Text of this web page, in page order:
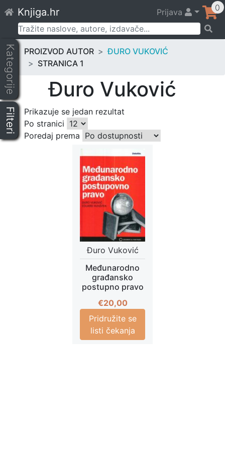
to
content
Knjiga.hr Prijava 0
Pretraži:
Kategorije
Filteri
PROIZVOD AUTOR
ĐURO VUKOVIĆ
STRANICA 1
Đuro Vuković
Prikazuje se jedan rezultat
Po stranici
Poredaj prema
Đuro Vuković
Međunarodno
građansko
postupno pravo
€20,00
Pridružite se
listi čekanja